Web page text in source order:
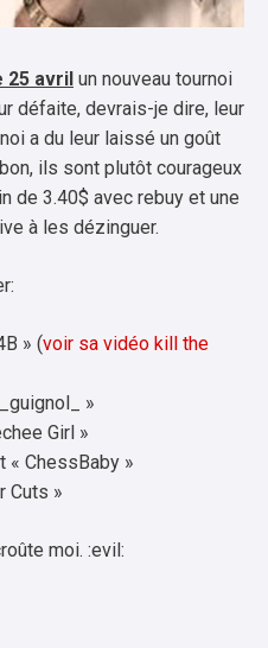
25 avril un nouveau tournoi
défaite, devrais-je dire, leur
a du leur laissé un goût
ils sont plutôt courageux
de 3.40$ avec rebuy et une
à les dézinguer.
» (voir sa vidéo kill the
»
Girl »
« ChessBaby »
Cuts »
moi. :evil: